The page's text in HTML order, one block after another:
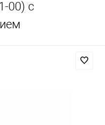
00) с